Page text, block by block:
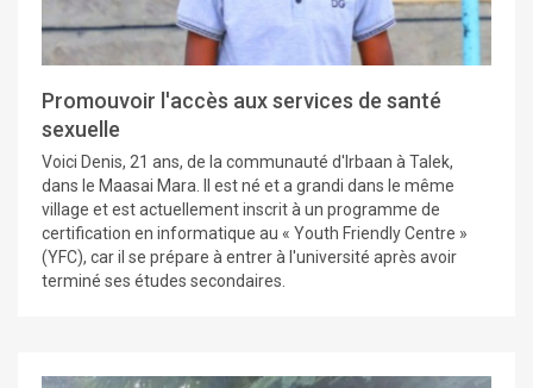
Promouvoir l'accès aux services de santé
sexuelle
Voici Denis, 21 ans, de la communauté d'Irbaan à Talek,
dans le Maasai Mara. Il est né et a grandi dans le même
village et est actuellement inscrit à un programme de
certification en informatique au « Youth Friendly Centre »
(YFC), car il se prépare à entrer à l'université après avoir
terminé ses études secondaires.